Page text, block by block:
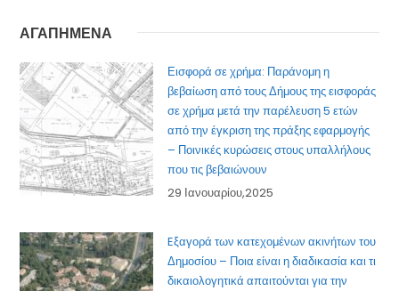
ΑΓΑΠΗΜΕΝΑ
Εισφορά σε χρήμα: Παράνομη η
βεβαίωση από τους Δήμους της εισφοράς
σε χρήμα μετά την παρέλευση 5 ετών
από την έγκριση της πράξης εφαρμογής
– Ποινικές κυρώσεις στους υπαλλήλους
που τις βεβαιώνουν
29 Ιανουαρίου,2025
Eξαγορά των κατεχομένων ακινήτων του
Δημοσίου – Ποια είναι η διαδικασία και τι
δικαιολογητικά απαιτούνται για την